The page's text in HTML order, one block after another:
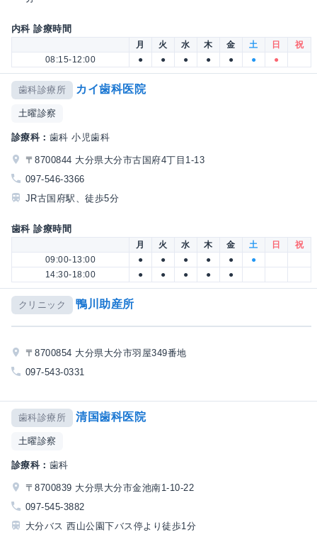
内科 診療時間
月 火 水 木 金 土 日
祝
08:15-12:00
● ● ● ● ● ● ●
歯科診療所 カイ歯科医院
土曜診察
診療科： 歯科 小児歯科
〒8700844 大分県大分市古国府4丁目1-13
097-546-3366
JR古国府駅、徒歩5分
歯科 診療時間
月 火 水 木 金 土 日
祝
09:00-13:00
● ● ● ● ●
●
14:30-18:00
● ● ● ● ●
クリニック 鴨川助産所
〒8700854 大分県大分市羽屋349番地
097-543-0331
歯科診療所 清国歯科医院
土曜診察
診療科： 歯科
〒8700839 大分県大分市金池南1-10-22
097-545-3882
大分バス 西山公園下バス停より徒歩1分